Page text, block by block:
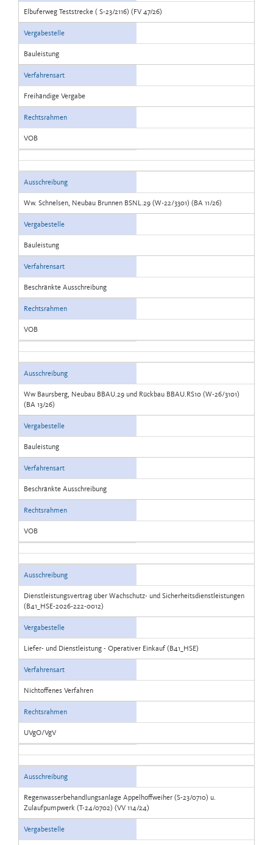
Elbuferweg Teststrecke ( S-23/2116) (FV 47/26)
Vergabestelle
Bauleistung
Verfahrensart
Freihändige Vergabe
Rechtsrahmen
VOB
Ausschreibung
Ww. Schnelsen, Neubau Brunnen BSNL.29 (W-22/3301) (BA 11/26)
Vergabestelle
Bauleistung
Verfahrensart
Beschränkte Ausschreibung
Rechtsrahmen
VOB
Ausschreibung
Ww Baursberg, Neubau BBAU.29 und Rückbau BBAU.RS10 (W-26/3101)
(BA 13/26)
Vergabestelle
Bauleistung
Verfahrensart
Beschränkte Ausschreibung
Rechtsrahmen
VOB
Ausschreibung
Dienstleistungsvertrag über Wachschutz- und Sicherheitsdienstleistungen
(B41_HSE-2026-222-0012)
Vergabestelle
Liefer- und Dienstleistung - Operativer Einkauf (B41_HSE)
Verfahrensart
Nichtoffenes Verfahren
Rechtsrahmen
UVgO/VgV
Ausschreibung
Regenwasserbehandlungsanlage Appelhoffweiher (S-23/0710) u.
Zulaufpumpwerk (T-24/0702) (VV 114/24)
Vergabestelle